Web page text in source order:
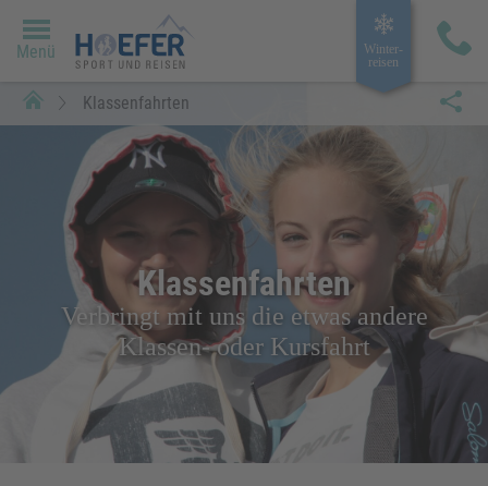
Menü
Winter­
reisen
Klassenfahrten
Klassenfahrten
Verbringt mit uns die etwas andere
Klassen- oder Kursfahrt